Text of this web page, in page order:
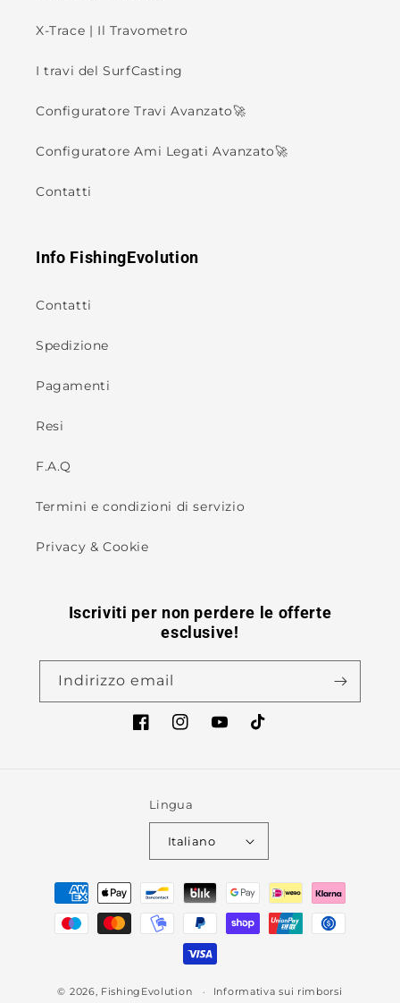
X-Trace | Il Travometro
I travi del SurfCasting
Configuratore Travi Avanzato🚀
Configuratore Ami Legati Avanzato🚀
Contatti
Info FishingEvolution
Contatti
Spedizione
Pagamenti
Resi
F.A.Q
Termini e condizioni di servizio
Privacy & Cookie
Iscriviti per non perdere le offerte
esclusive!
Indirizzo email
FacebookInstagramYouTubeTikTok
Lingua
Italiano
Metodi
pagamento
© 2026, FishingEvolution Informativa sui rimborsi